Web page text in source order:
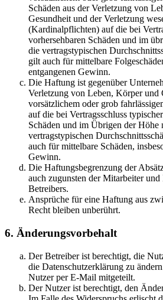
Schäden aus der Verletzung von
Gesundheit und der Verletzung
(Kardinalpflichten) auf die bei
vorhersehbaren Schäden und im
die vertragstypischen
gilt auch für mittelbare
entgangenen Gewinn.
Die Haftung ist gegenüber
Verletzung von Leben, Körper und
vorsätzlichem oder grob
auf die bei Vertragsschluss
Schäden und im Übrigen der Höhe
vertragstypischen
auch für mittelbare Schäden,
Gewinn.
Die Haftungsbegrenzung der
auch zugunsten der Mitarbeiter
Betreibers.
Ansprüche für eine Haftung aus
Recht bleiben unberührt.
6. Änderungsvorbehalt
Der Betreiber ist berechtigt, die
die Datenschutzerklärung zu
Nutzer per E-Mail mitgeteilt.
Der Nutzer ist berechtigt, den